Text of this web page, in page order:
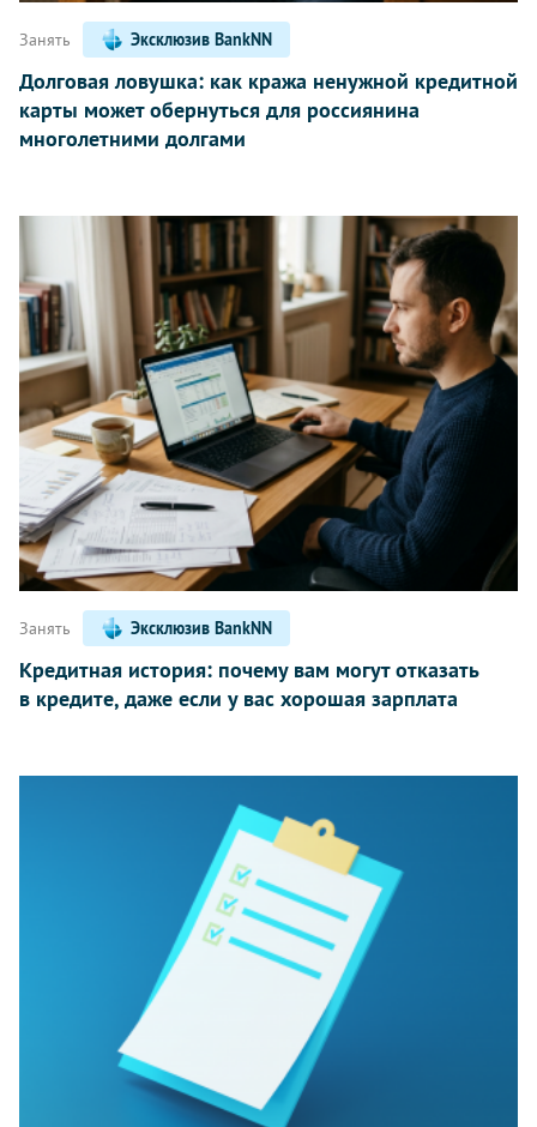
Занять Эксклюзив BankNN
Долговая ловушка: как кража ненужной кредитной
карты может обернуться для россиянина
многолетними долгами
Занять Эксклюзив BankNN
Кредитная история: почему вам могут отказать
в кредите, даже если у вас хорошая зарплата